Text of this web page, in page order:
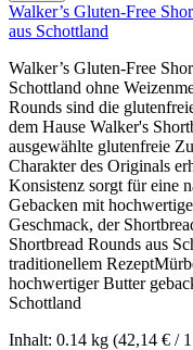
Walker’s Gluten-Free
aus Schottland
Walker’s Gluten-Free
Schottland ohne
Rounds sind die
dem Hause Walker's
ausgewählte glutenfreie
Charakter des Originals
Konsistenz sorgt für eine
Gebacken mit
Geschmack, der
Shortbread Rounds aus
traditionellem
hochwertiger Butter
Schottland
Inhalt: 0.14 kg (42,14 € /